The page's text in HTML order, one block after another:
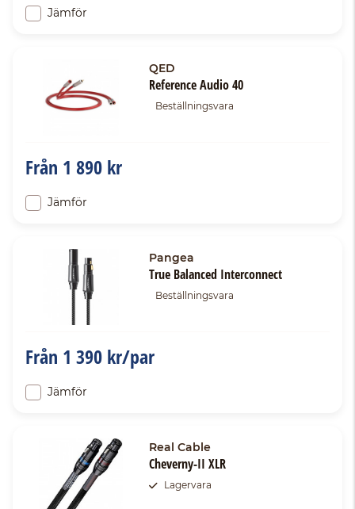
Jämför
QED
Reference Audio 40
Beställningsvara
Från 1 890 kr
Jämför
Pangea
True Balanced Interconnect
Beställningsvara
Från 1 390 kr/par
Jämför
Real Cable
Cheverny-II XLR
Lagervara